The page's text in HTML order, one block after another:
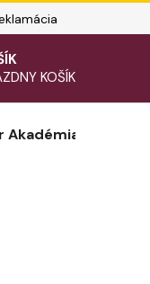
KOŠÍK
Akadémia –